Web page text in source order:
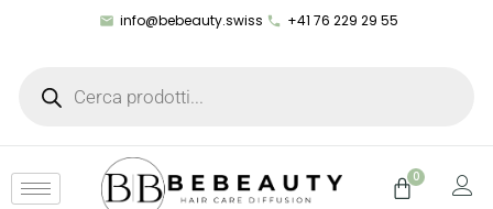
info@bebeauty.swiss +41 76 229 29 55
0